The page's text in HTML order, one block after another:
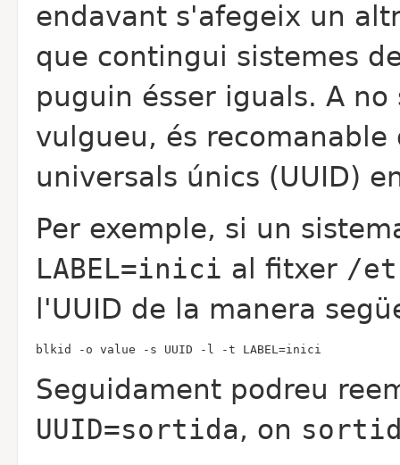
endavant s'afegeix un
que contingui sistemes
puguin ésser iguals. A
vulgueu, és
universals únics (UUID)
Per exemple, si un
LABEL=inici al fitxer /
l'UUID de la manera
blkid -o value -s UUID -l -t LABEL=inici
Seguidament podreu
UUID=sortida, on